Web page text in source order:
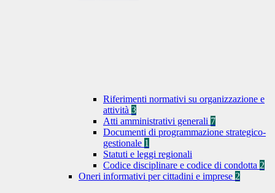
Riferimenti normativi su organizzazione e
attività 3
Atti amministrativi generali 7
Documenti di programmazione strategico-
gestionale 1
Statuti e leggi regionali
Codice disciplinare e codice di condotta 2
Oneri informativi per cittadini e imprese 2